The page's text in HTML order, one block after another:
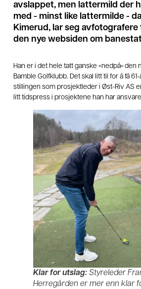
avslappet, men lattermild der
med - minst like lattermilde -
Kimerud, lar seg avfotografere
den nye websiden om
Han er i det hele tatt ganske «nedpå» den
Bamble Golfklubb. Det skal litt til for å få
stillingen som prosjektleder i Øst-Riv AS
litt tidspress i prosjektene han har
Klar for utslag: Styreleder
Herregården er mer enn klar